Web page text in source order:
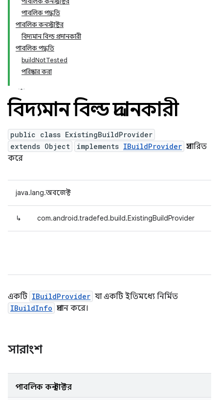
পাবলিক পদ্ধতি
পাবলিক কনস্ট্রাক্টর
বিদ্যমান বিল্ড প্রদানকারী
পাবলিক পদ্ধতি
buildNotTested
পরিষ্কার করা
বিদ্যমান বিল্ড প্রদানকারী
public class ExistingBuildProvider
extends Object
implements IBuildProvider প্রসারিত
করে
java.lang.অবজেক্ট
↳ com.android.tradefed.build.ExistingBuildProvider
একটি IBuildProvider যা একটি ইতিমধ্যে নির্মিত
IBuildInfo প্রদান করে।
সারাংশ
পাবলিক কনস্ট্রাক্টর